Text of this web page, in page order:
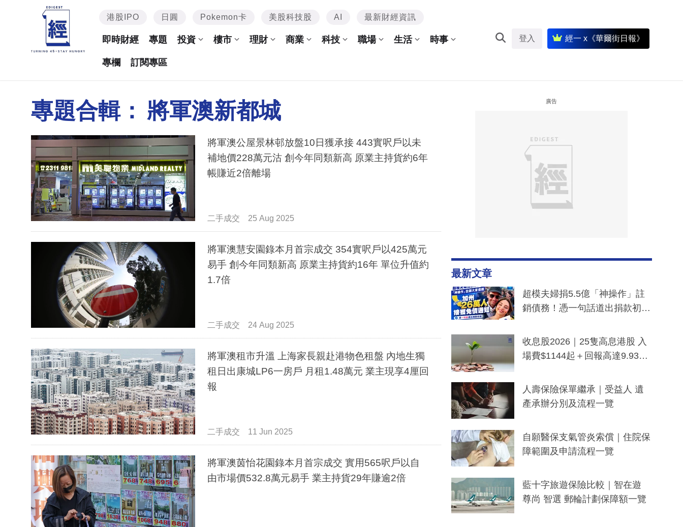
港股IPO 日圓 Pokemon卡 美股科技股 AI 最新財經資訊
即時財經 專題 投資 樓市 理財 商業 科技 職場 生活 時事
專欄 訂閱專區
登入 經一 x《華爾街日報》
專題合輯： 將軍澳新都城
將軍澳公屋景林邨放盤10日獲承接 443實呎戶以未
補地價228萬元沽 創今年同類新高 原業主持貨約6年
帳賺近2倍離場
二手成交 25 Aug 2025
將軍澳慧安園錄本月首宗成交 354實呎戶以425萬元
易手 創今年同類新高 原業主持貨約16年 單位升值約
1.7倍
二手成交 24 Aug 2025
將軍澳租市升溫 上海家長親赴港物色租盤 內地生獨
租日出康城LP6一房戶 月租1.48萬元 業主現享4厘回
報
二手成交 11 Jun 2025
將軍澳茵怡花園錄本月首宗成交 實用565呎戶以自
由市場價532.8萬元易手 業主持貨29年賺逾2倍
廣告
最新文章
超模夫婦捐5.5億「神操作」註
銷債務！憑一句話道出捐款初
一度被誤當詐騙手段
收息股2026｜25隻高息港股 入
場費$1144起＋回報高達9.93
人壽保險保單繼承｜受益人 遺
產承辦分別及流程一覽
自願醫保支氣管炎索償｜住院保
障範圍及申請流程一覽
藍十字旅遊保險比較｜智在遊
尊尚 智選 郵輪計劃保障額一覽